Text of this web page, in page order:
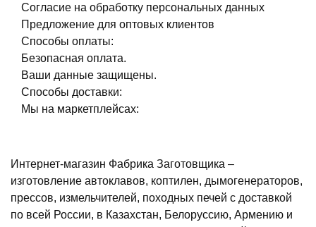
Согласие на обработку персональных данных
Предложение для оптовых клиентов
Способы оплаты:
Безопасная оплата.
Ваши данные защищены.
Способы доставки:
Мы на маркетплейсах:
Интернет-магазин Фабрика Заготовщика –
изготовление автоклавов, коптилен, дымогенераторов,
прессов, измельчителей, походных печей с доставкой
по всей России, в Казахстан, Белоруссию, Армению и